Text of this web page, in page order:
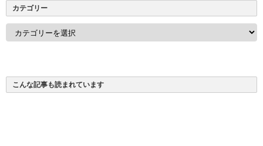
カテゴリー
こんな記事も読まれています